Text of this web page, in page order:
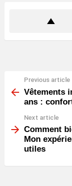
more
Previous article
Vêtements
ans :
Next article
Comment
Mon
utiles